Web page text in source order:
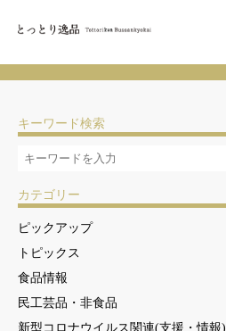
キーワード検索
カテゴリー
ピックアップ
トピックス
食品情報
民工芸品・非食品
新型コロナウイルス関連(支援・情報)